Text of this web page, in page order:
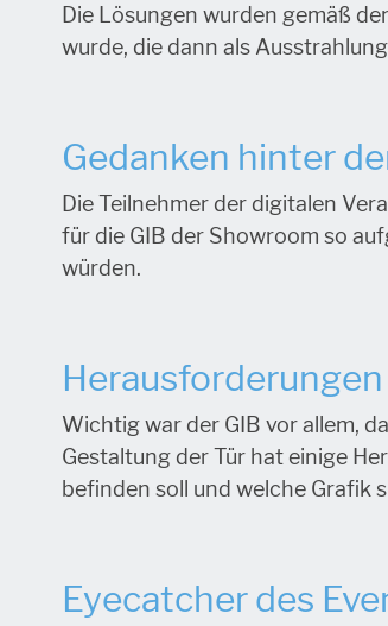
Die Lösungen wurden gemäß
wurde, die dann als
Gedanken hinter
Die Teilnehmer der digitalen
für die GIB der Showroom so
würden.
Wichtig war der GIB vor allem,
Gestaltung der Tür hat einige
befinden soll und welche Grafik
Eyecatcher des